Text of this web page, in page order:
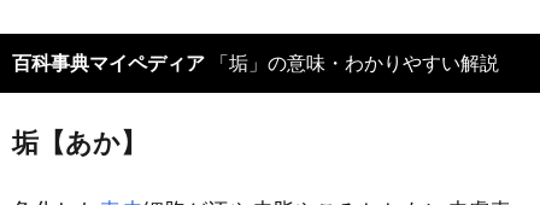
百科事典マイペディア 「垢」の意味・わかりやすい解説
垢【あか】